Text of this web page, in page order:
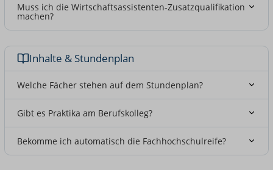
Muss ich die Wirtschaftsassistenten-Zusatzqualifikation
machen?
Inhalte & Stundenplan
Welche Fächer stehen auf dem Stundenplan?
Gibt es Praktika am Berufskolleg?
Bekomme ich automatisch die Fachhochschulreife?